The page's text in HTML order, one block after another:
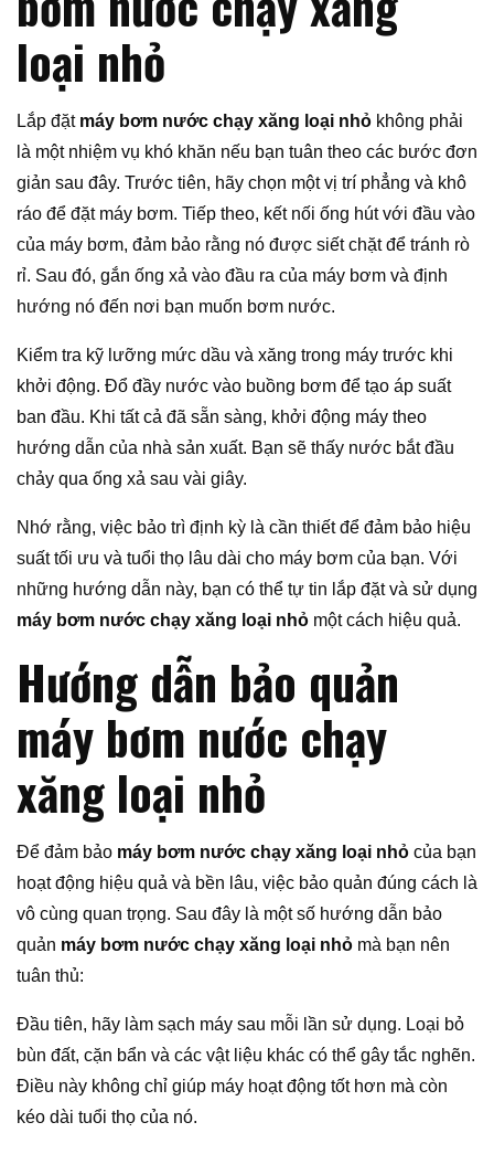
loại nhỏ
Lắp đặt máy bơm nước chạy xăng loại nhỏ không phải
là một nhiệm vụ khó khăn nếu bạn tuân theo các bước đơn
giản sau đây. Trước tiên, hãy chọn một vị trí phẳng và khô
ráo để đặt máy bơm. Tiếp theo, kết nối ống hút với đầu vào
của máy bơm, đảm bảo rằng nó được siết chặt để tránh rò
rỉ. Sau đó, gắn ống xả vào đầu ra của máy bơm và định
hướng nó đến nơi bạn muốn bơm nước.
Kiểm tra kỹ lưỡng mức dầu và xăng trong máy trước khi
khởi động. Đổ đầy nước vào buồng bơm để tạo áp suất
ban đầu. Khi tất cả đã sẵn sàng, khởi động máy theo
hướng dẫn của nhà sản xuất. Bạn sẽ thấy nước bắt đầu
chảy qua ống xả sau vài giây.
Nhớ rằng, việc bảo trì định kỳ là cần thiết để đảm bảo hiệu
suất tối ưu và tuổi thọ lâu dài cho máy bơm của bạn. Với
những hướng dẫn này, bạn có thể tự tin lắp đặt và sử dụng
máy bơm nước chạy xăng loại nhỏ một cách hiệu quả.
Hướng dẫn bảo quản
máy bơm nước chạy
xăng loại nhỏ
Để đảm bảo máy bơm nước chạy xăng loại nhỏ của bạn
hoạt động hiệu quả và bền lâu, việc bảo quản đúng cách là
vô cùng quan trọng. Sau đây là một số hướng dẫn bảo
quản máy bơm nước chạy xăng loại nhỏ mà bạn nên
tuân thủ:
Đầu tiên, hãy làm sạch máy sau mỗi lần sử dụng. Loại bỏ
bùn đất, cặn bẩn và các vật liệu khác có thể gây tắc nghẽn.
Điều này không chỉ giúp máy hoạt động tốt hơn mà còn
kéo dài tuổi thọ của nó.